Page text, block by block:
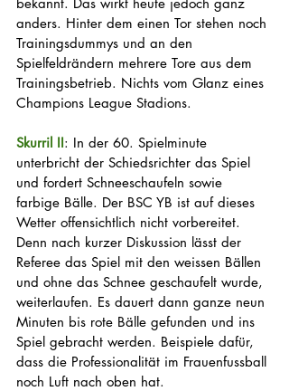
anders. Hinter dem einen Tor stehen noch
Trainingsdummys und an den
Spielfeldrändern mehrere Tore aus dem
Trainingsbetrieb. Nichts vom Glanz eines
Champions League Stadions.
Skurril II: In der 60. Spielminute
unterbricht der Schiedsrichter das Spiel
und fordert Schneeschaufeln sowie
farbige Bälle. Der BSC YB ist auf dieses
Wetter offensichtlich nicht vorbereitet.
Denn nach kurzer Diskussion lässt der
Referee das Spiel mit den weissen Bällen
und ohne das Schnee geschaufelt wurde,
weiterlaufen. Es dauert dann ganze neun
Minuten bis rote Bälle gefunden und ins
Spiel gebracht werden. Beispiele dafür,
dass die Professionalität im Frauenfussball
noch Luft nach oben hat.